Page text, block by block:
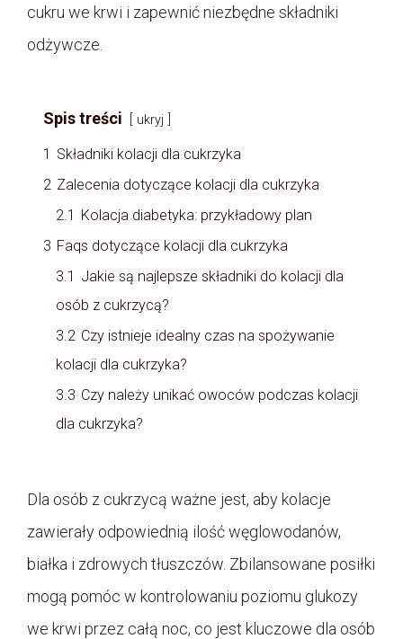
cukru we krwi i zapewnić niezbędne składniki
odżywcze.
Spis treści ukryj
1 Składniki kolacji dla cukrzyka
2 Zalecenia dotyczące kolacji dla cukrzyka
2.1 Kolacja diabetyka: przykładowy plan
3 Faqs dotyczące kolacji dla cukrzyka
3.1 Jakie są najlepsze składniki do kolacji dla
osób z cukrzycą?
3.2 Czy istnieje idealny czas na spożywanie
kolacji dla cukrzyka?
3.3 Czy należy unikać owoców podczas kolacji
dla cukrzyka?
Dla osób z cukrzycą ważne jest, aby kolacje
zawierały odpowiednią ilość węglowodanów,
białka i zdrowych tłuszczów. Zbilansowane posiłki
mogą pomóc w kontrolowaniu poziomu glukozy
we krwi przez całą noc, co jest kluczowe dla osób